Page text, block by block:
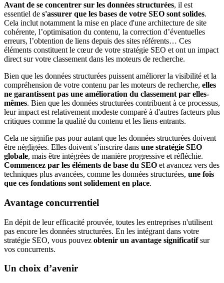
Avant de se concentrer sur les données structurées, il est
essentiel de s'assurer que les bases de votre SEO sont solides.
Cela inclut notamment la mise en place d'une architecture de site
cohérente, l’optimisation du contenu, la correction d’éventuelles
erreurs, l’obtention de liens depuis des sites référents… Ces
éléments constituent le cœur de votre stratégie SEO et ont un impact
direct sur votre classement dans les moteurs de recherche.
Bien que les données structurées puissent améliorer la visibilité et la
compréhension de votre contenu par les moteurs de recherche, elles
ne garantissent pas une amélioration du classement par elles-
mêmes. Bien que les données structurées contribuent à ce processus,
leur impact est relativement modeste comparé à d'autres facteurs plus
critiques comme la qualité du contenu et les liens entrants.
Cela ne signifie pas pour autant que les données structurées doivent
être négligées. Elles doivent s’inscrire dans une stratégie SEO
globale, mais être intégrées de manière progressive et réfléchie.
Commencez par les éléments de base du SEO et avancez vers des
techniques plus avancées, comme les données structurées, une fois
que ces fondations sont solidement en place.
Avantage concurrentiel
En dépit de leur efficacité prouvée, toutes les entreprises n'utilisent
pas encore les données structurées. En les intégrant dans votre
stratégie SEO, vous pouvez obtenir un avantage significatifsur
vos concurrents.
Un choix d’avenir